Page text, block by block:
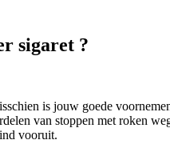
sigaret ?
is jouw goede
van stoppen met roken
vooruit.